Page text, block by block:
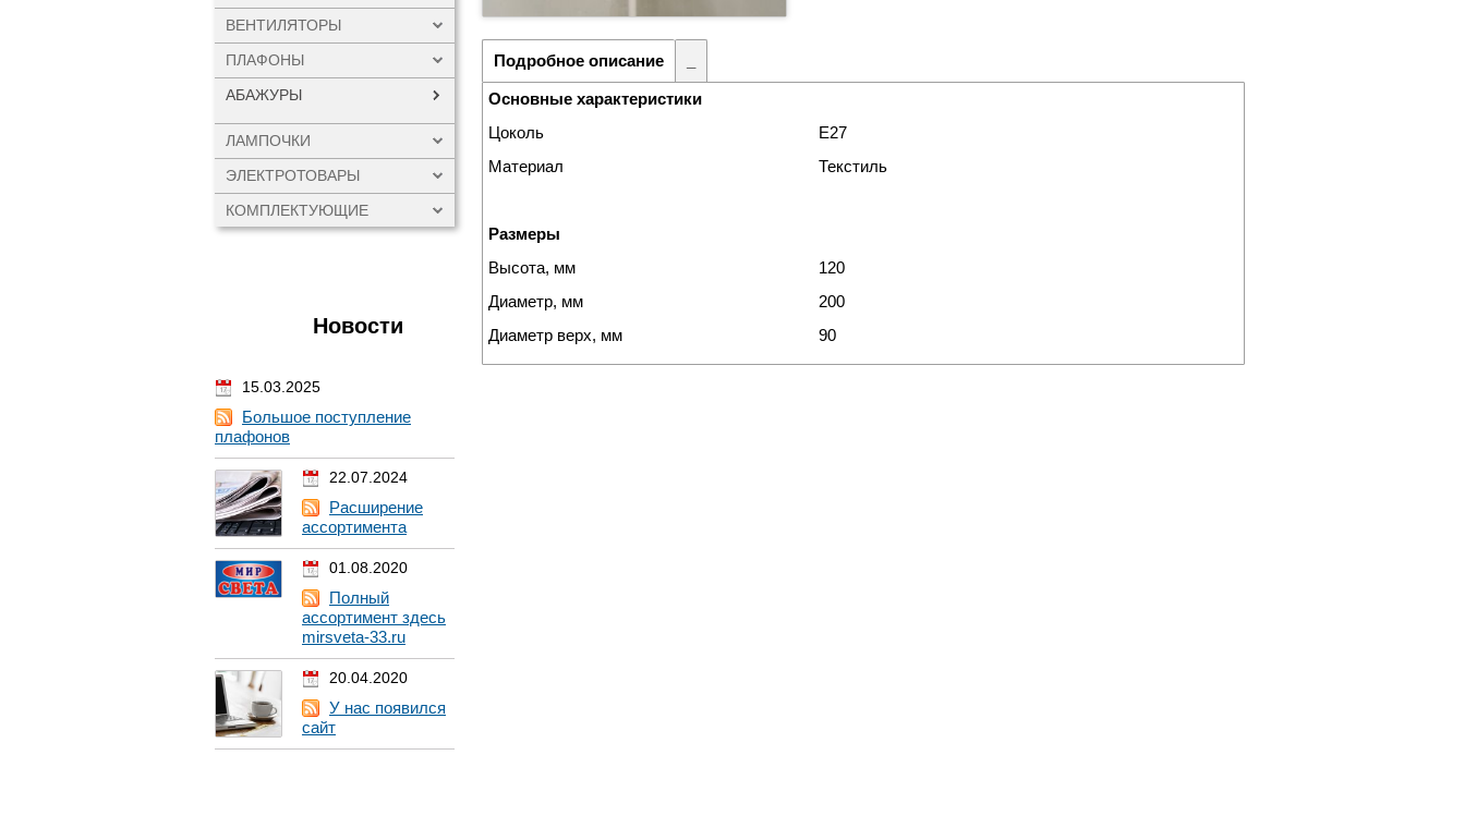
ВЕНТИЛЯТОРЫ
ПЛАФОНЫ
АБАЖУРЫ
ЛАМПОЧКИ
ЭЛЕКТРОТОВАРЫ
КОМПЛЕКТУЮЩИЕ
Новости
15.03.2025
Большое поступление
плафонов
22.07.2024
Расширение
ассортимента
01.08.2020
Полный
ассортимент здесь
mirsveta-33.ru
20.04.2020
У нас появился
сайт
Подробное описание
Основные характеристики
Цоколь
Е27
Материал
Текстиль
Размеры
Высота, мм
120
Диаметр, мм
200
Диаметр верх, мм
90